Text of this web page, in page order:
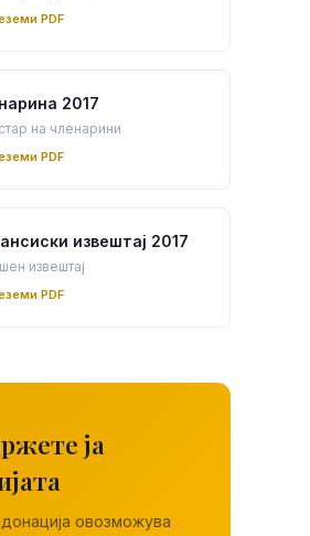
PDF
2017
на членарини
PDF
извештај 2017
извештај
PDF
ја
овозможува